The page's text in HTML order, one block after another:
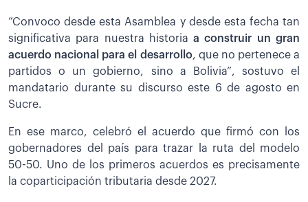
”Convoco desde esta Asamblea y desde esta fecha tan
significativa para nuestra historiaa construir un gran
acuerdo nacional para el desarrollo, que no pertenece a
partidos o un gobierno, sino a Bolivia”, sostuvo el
mandatario durante su discurso este 6 de agosto en
Sucre.
En ese marco, celebró el acuerdo que firmó con los
gobernadores del país para trazar la ruta del modelo
50-50. Uno de los primeros acuerdos es precisamente
la coparticipación tributaria desde 2027.